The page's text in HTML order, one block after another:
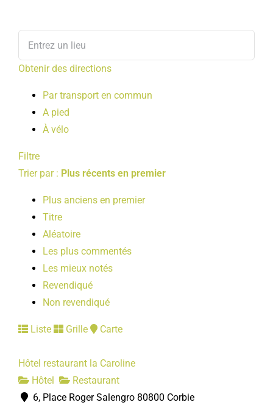
Obtenir des directions
Par transport en commun
A pied
À vélo
Filtre
Trier par : Plus récents en premier
Plus anciens en premier
Titre
Aléatoire
Les plus commentés
Les mieux notés
Revendiqué
Non revendiqué
Liste Grille Carte
Hôtel restaurant la Caroline
Hôtel
Restaurant
6, Place Roger Salengro 80800 Corbie